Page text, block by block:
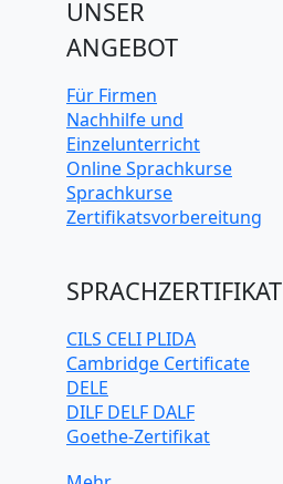
UNSER
ANGEBOT
Für Firmen
Nachhilfe und
Einzelunterricht
Online Sprachkurse
Sprachkurse
Zertifikatsvorbereitung
SPRACHZERTIFIKAT
CILS CELI PLIDA
Cambridge Certificate
DELE
DILF DELF DALF
Goethe-Zertifikat